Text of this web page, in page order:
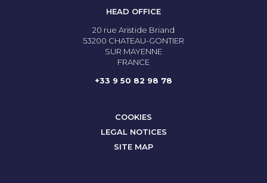
HEAD OFFICE
20 rue Aristide Briand
53200 CHATEAU-GONTIER
SUR MAYENNE
FRANCE
+33 9 50 82 98 78
COOKIES
LEGAL NOTICES
SITE MAP